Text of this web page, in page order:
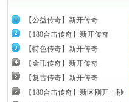
【公益传奇】新开传奇
【180合击传奇】新开传奇
【特色传奇】新开传奇
【金币传奇】新开传奇
【复古传奇】新开传奇
【180合击传奇】新区刚开一秒